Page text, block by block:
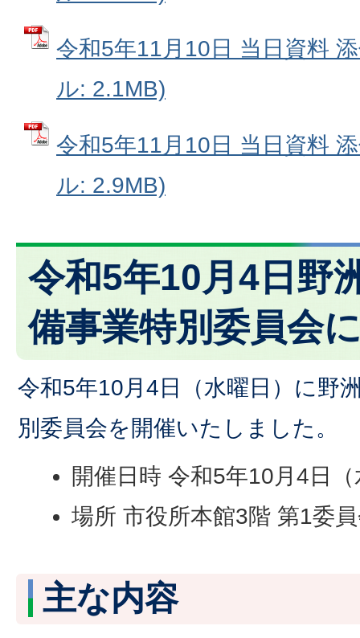
令和5年11月10日 当日資料
ル: 2.1MB)
令和5年11月10日 当日資料
ル: 2.9MB)
令和5年10月4日野
備事業特別委員会
令和5年10月4日（水曜日）に野
別委員会を開催いたしました。
開催日時 令和5年10月4日
場所 市役所本館3階 第1委
主な内容